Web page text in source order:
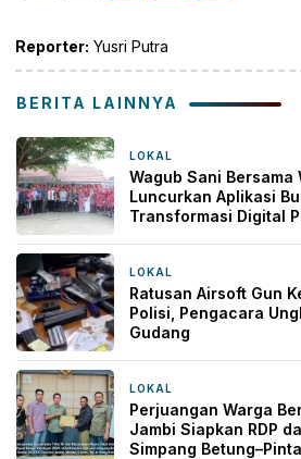
Reporter: Yusri Putra
BERITA LAINNYA
LOKAL
Wagub Sani Bersama
Luncurkan Aplikasi
Transformasi Digital
LOKAL
Ratusan Airsoft Gun
Polisi, Pengacara
Gudang
LOKAL
Perjuangan Warga
Jambi Siapkan RDP
Simpang